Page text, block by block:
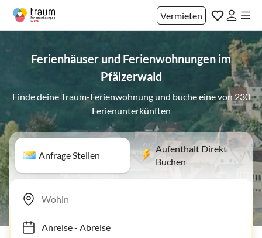
Vermieten
Ferienhäuser und Ferienwohnungen im
Pfälzerwald
Finde deine Traum-Ferienwohnung und buche eine von 230
Ferienunterkünften
Anfrage Stellen
Aufenthalt Direkt
Buchen
Anreise- Abreise